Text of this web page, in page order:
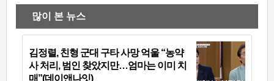
많이 본 뉴스
김정렬, 친형 군대 구타 사망 억울 “농약
사 처리, 범인 찾았지만…엄마는 이미 치
매”(데이앤나잇)